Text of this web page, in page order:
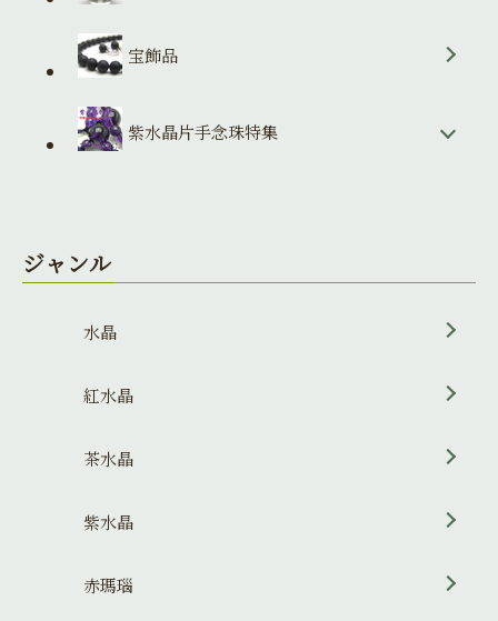
宝飾品
紫水晶片手念珠特集
ジャンル
水晶
紅水晶
茶水晶
紫水晶
赤瑪瑙